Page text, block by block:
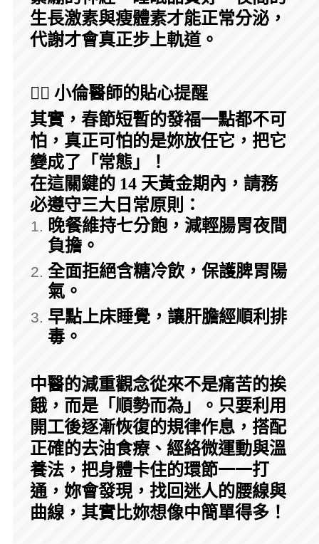
生長激素與瘦體素才能正常分泌，
代謝才會真正步上軌道。
👩‍⚕️ 小倫醫師的貼心提醒
其實，春節短暫的發福一點都不可
怕，真正可怕的是妳放任它，把它
變成了「常態」！
在這關鍵的 14 天黃金期內，請務
必遵守三大日常原則：
晚餐維持七分飽，減輕腸胃夜間
負擔。
全面拒絕含糖冷飲，保護脾胃陽
氣。
早點上床睡覺，讓肝膽經順利排
毒。
中醫的減重觀念從來不是痛苦的挨
餓，而是「順勢而為」。只要利用
開工後逐漸恢復的規律作息，搭配
正確的去油食療、經絡微運動與溫
養法，把身體卡住的環節一一打
通，妳會發現，找回迷人的腰線與
曲線，其實比妳想像中簡單得多！